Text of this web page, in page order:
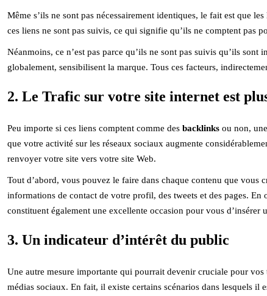
Même s’ils ne sont pas nécessairement identiques, le fait est que
ces liens ne sont pas suivis, ce qui signifie qu’ils ne comptent pas
Néanmoins, ce n’est pas parce qu’ils ne sont pas suivis qu’ils
globalement, sensibilisent la marque. Tous ces facteurs,
2. Le Trafic sur votre site internet est
Peu importe si ces liens comptent comme des backlinks ou non,
que votre activité sur les réseaux sociaux augmente
renvoyer votre site vers votre site Web.
Tout d’abord, vous pouvez le faire dans chaque contenu que
informations de contact de votre profil, des tweets et des pages.
constituent également une excellente occasion pour vous d’insérer
3. Un indicateur d’intérêt du public
Une autre mesure importante qui pourrait devenir cruciale pour vos
médias sociaux. En fait, il existe certains scénarios dans lesquels il